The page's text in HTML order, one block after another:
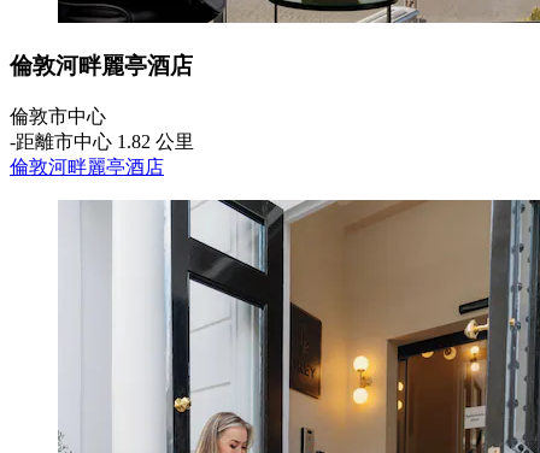
倫敦河畔麗亭酒店
倫敦市中心
‐距離市中心 1.82 公里
倫敦河畔麗亭酒店